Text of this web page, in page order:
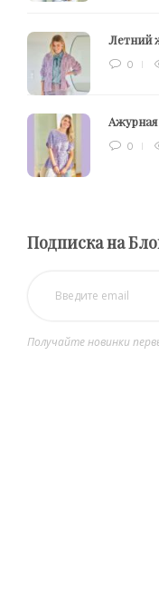
Летний
0
Ажурная
0
Подписка на
Получайте новинки